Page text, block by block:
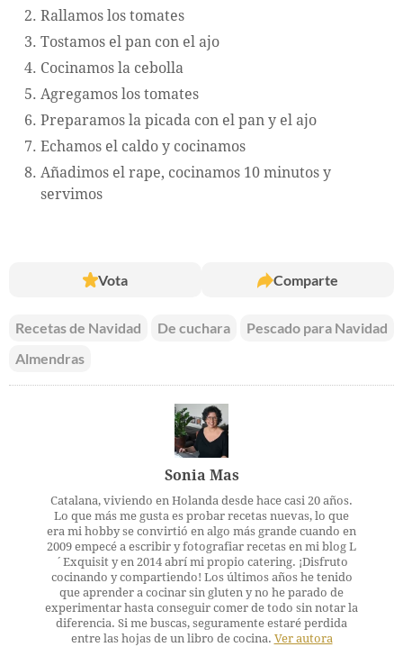
Rallamos los tomates
Tostamos el pan con el ajo
Cocinamos la cebolla
Agregamos los tomates
Preparamos la picada con el pan y el ajo
Echamos el caldo y cocinamos
Añadimos el rape, cocinamos 10 minutos y
servimos
Vota Comparte
Recetas de Navidad De cuchara
Pescado para Navidad
Almendras
Sonia Mas
Catalana, viviendo en Holanda desde hace casi 20 años.
Lo que más me gusta es probar recetas nuevas, lo que
era mi hobby se convirtió en algo más grande cuando en
2009 empecé a escribir y fotografiar recetas en mi blog L
´Exquisit y en 2014 abrí mi propio catering. ¡Disfruto
cocinando y compartiendo! Los últimos años he tenido
que aprender a cocinar sin gluten y no he parado de
experimentar hasta conseguir comer de todo sin notar la
diferencia. Si me buscas, seguramente estaré perdida
entre las hojas de un libro de cocina. Ver autora